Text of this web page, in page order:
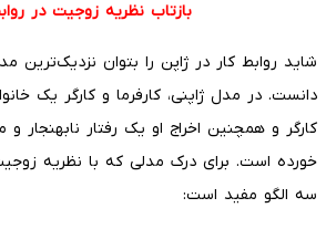
بازتاب نظریه زوجیت در
شاید روابط کار در ژاپن را بتوان نزدیک‌ترین
دانست. در مدل ژاپنی، کارفرما و کارگر یک
کارگر و همچنین اخراج او یک رفتار نابهنجار
خورده است. برای درک مدلی که با نظریه
سه الگو مفید است: